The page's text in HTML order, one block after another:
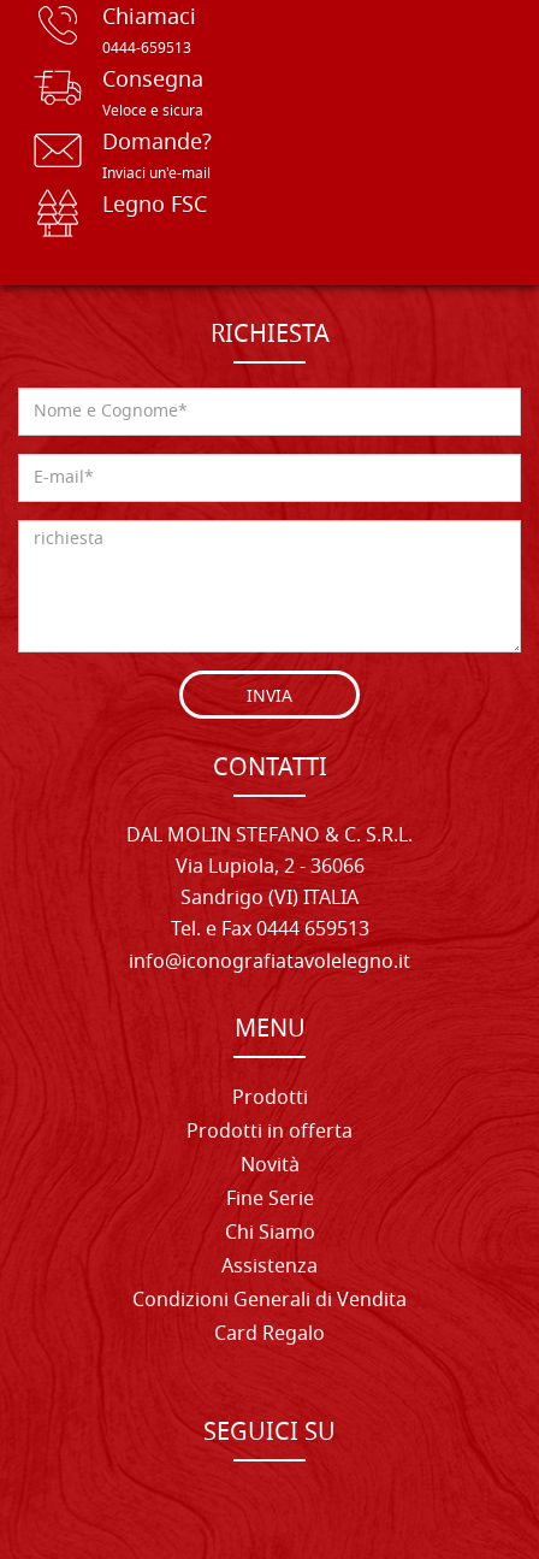
Chiamaci
0444-659513
Consegna
Veloce e sicura
Domande?
Inviaci un'e-mail
Legno FSC
RICHIESTA
INVIA
CONTATTI
DAL MOLIN STEFANO & C. S.R.L.
Via Lupiola, 2 - 36066
Sandrigo (VI) ITALIA
Tel. e Fax 0444 659513
info@iconografiatavolelegno.it
MENU
Prodotti
Prodotti in offerta
Novità
Fine Serie
Chi Siamo
Assistenza
Condizioni Generali di Vendita
Card Regalo
SEGUICI SU